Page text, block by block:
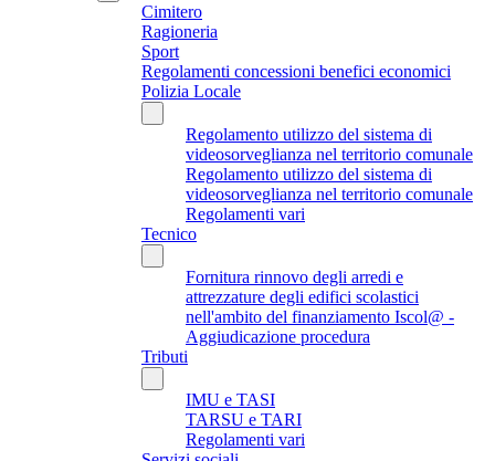
Cimitero
Ragioneria
Sport
Regolamenti concessioni benefici economici
Polizia Locale
Regolamento utilizzo del sistema di
videosorveglianza nel territorio comunale
Regolamento utilizzo del sistema di
videosorveglianza nel territorio comunale
Regolamenti vari
Tecnico
Fornitura rinnovo degli arredi e
attrezzature degli edifici scolastici
nell'ambito del finanziamento Iscol@ -
Aggiudicazione procedura
Tributi
IMU e TASI
TARSU e TARI
Regolamenti vari